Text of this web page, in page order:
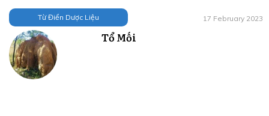
Từ Điển Dược Liệu 17 February 2023
Tổ Mối